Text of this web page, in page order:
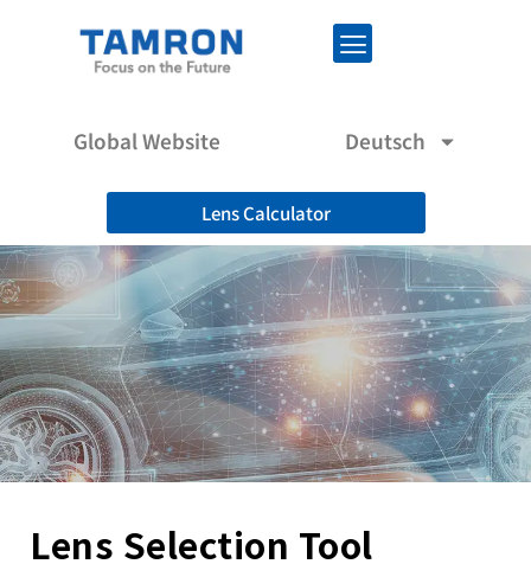
Global Website Deutsch
Lens Calculator